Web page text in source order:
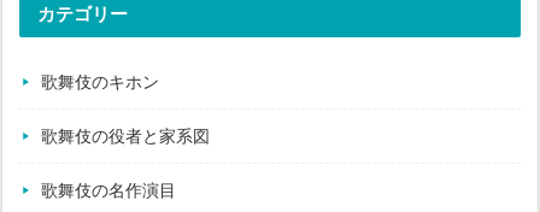
カテゴリー
歌舞伎のキホン
歌舞伎の役者と家系図
歌舞伎の名作演目